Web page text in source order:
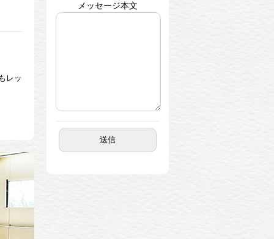
レッ
メッセージ本文